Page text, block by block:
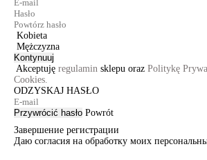
Kobieta
Mężczyzna
Kontynuuj
Akceptuję regulamin sklepu oraz Politykę
Cookies.
ODZYSKAJ HASŁO
Przywrócić hasło Powrót
Завершение регистрации
Даю согласия на обработку моих